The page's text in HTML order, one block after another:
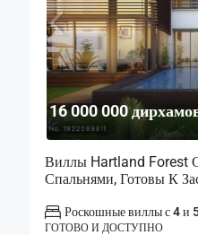
16 000 000
Виллы Hartland Forest
Спальнями, Готовы К
Роскошные виллы с 4 и
ГОТОВО И ДОСТУПНО